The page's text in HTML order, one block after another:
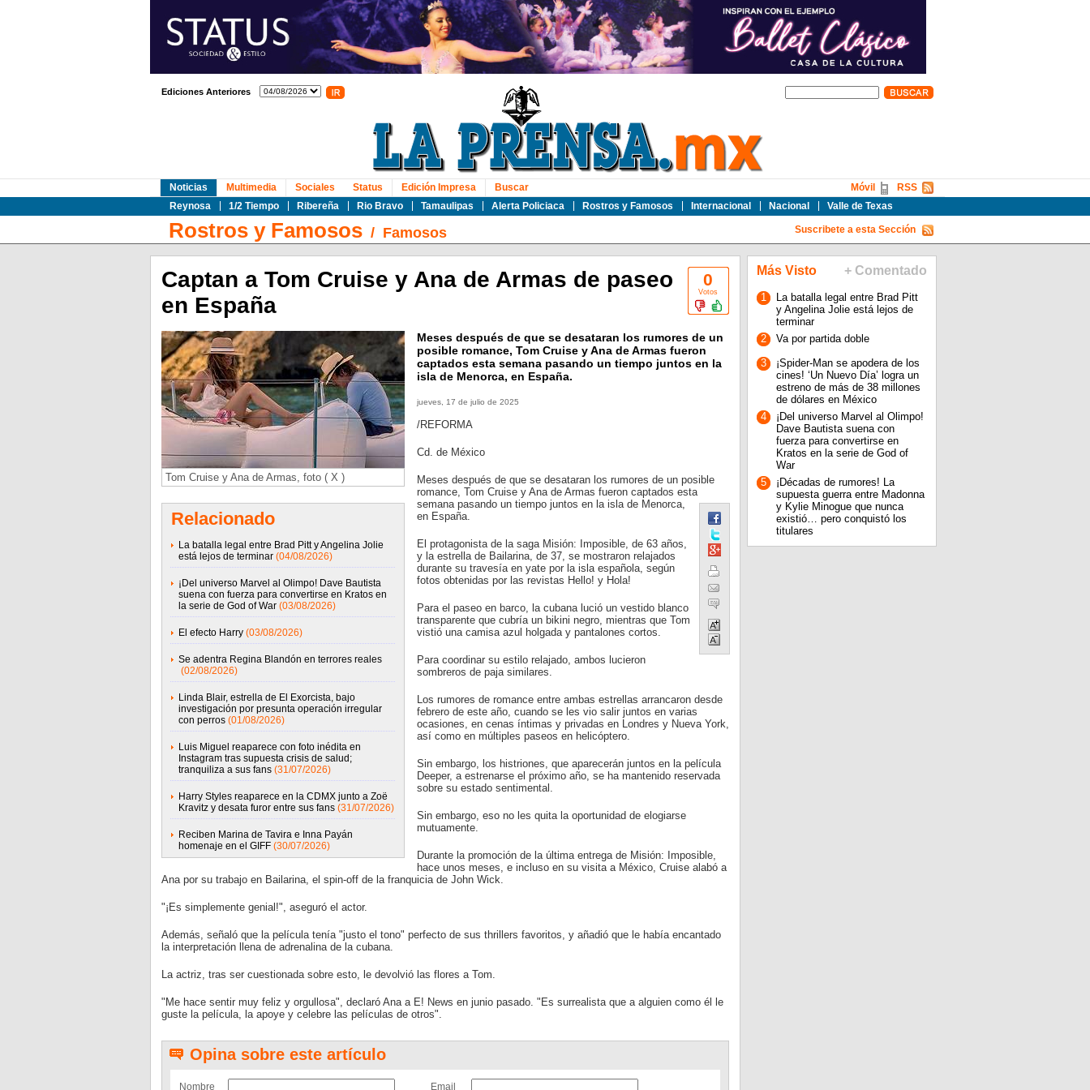
Ediciones Anteriores
Noticias
Reynosa
1/2 Tiempo Ribereña Rio Bravo Tamaulipas Alerta Policiaca Rostros y Famosos Internacional Nacional Valle de Texas
Multimedia Sociales Status Edición Impresa Buscar RSS
Móvil
Rostros y Famosos/ Famosos Suscribete a esta Sección
0
Votos
Captan a Tom Cruise y Ana de Armas de paseo
en España
Tom Cruise y Ana de Armas, foto ( X )
Relacionado
La batalla legal entre Brad Pitt y Angelina Jolie
está lejos de terminar (04/08/2026)
¡Del universo Marvel al Olimpo! Dave Bautista
suena con fuerza para convertirse en Kratos en
la serie de God of War (03/08/2026)
El efecto Harry (03/08/2026)
Se adentra Regina Blandón en terrores reales
(02/08/2026)
Linda Blair, estrella de El Exorcista, bajo
investigación por presunta operación irregular
con perros (01/08/2026)
Luis Miguel reaparece con foto inédita en
Instagram tras supuesta crisis de salud;
tranquiliza a sus fans (31/07/2026)
Harry Styles reaparece en la CDMX junto a Zoë
Kravitz y desata furor entre sus fans (31/07/2026)
Reciben Marina de Tavira e Inna Payán
homenaje en el GIFF (30/07/2026)
Meses después de que se desataran los rumores de un
posible romance, Tom Cruise y Ana de Armas fueron
captados esta semana pasando un tiempo juntos en la
isla de Menorca, en España.
jueves, 17 de julio de 2025
/REFORMA
Cd. de México
Meses después de que se desataran los rumores de un posible
romance, Tom Cruise y Ana de Armas fueron captados esta
semana pasando un tiempo juntos en la isla de Menorca,
en España.
El protagonista de la saga Misión: Imposible, de 63 años,
y la estrella de Bailarina, de 37, se mostraron relajados
durante su travesía en yate por la isla española, según
fotos obtenidas por las revistas Hello! y Hola!
Para el paseo en barco, la cubana lució un vestido blanco
transparente que cubría un bikini negro, mientras que Tom
vistió una camisa azul holgada y pantalones cortos.
Para coordinar su estilo relajado, ambos lucieron
sombreros de paja similares.
Los rumores de romance entre ambas estrellas arrancaron desde
febrero de este año, cuando se les vio salir juntos en varias
ocasiones, en cenas íntimas y privadas en Londres y Nueva York,
así como en múltiples paseos en helicóptero.
Sin embargo, los histriones, que aparecerán juntos en la película
Deeper, a estrenarse el próximo año, se ha mantenido reservada
sobre su estado sentimental.
Sin embargo, eso no les quita la oportunidad de elogiarse
mutuamente.
Durante la promoción de la última entrega de Misión: Imposible,
hace unos meses, e incluso en su visita a México, Cruise alabó a
Ana por su trabajo en Bailarina, el spin-off de la franquicia de John Wick.
"¡Es simplemente genial!", aseguró el actor.
Además, señaló que la película tenía "justo el tono" perfecto de sus thrillers favoritos, y añadió que le había encantado
la interpretación llena de adrenalina de la cubana.
La actriz, tras ser cuestionada sobre esto, le devolvió las flores a Tom.
"Me hace sentir muy feliz y orgullosa", declaró Ana a E! News en junio pasado. "Es surrealista que a alguien como él le
guste la película, la apoye y celebre las películas de otros".
Opina sobre este artículo
Nombre Email
Más Visto + Comentado
1
La batalla legal entre Brad Pitt
y Angelina Jolie está lejos de
terminar
2
Va por partida doble
3
¡Spider-Man se apodera de los
cines! ‘Un Nuevo Día’ logra un
estreno de más de 38 millones
de dólares en México
4
¡Del universo Marvel al Olimpo!
Dave Bautista suena con
fuerza para convertirse en
Kratos en la serie de God of
War
5
¡Décadas de rumores! La
supuesta guerra entre Madonna
y Kylie Minogue que nunca
existió… pero conquistó los
titulares